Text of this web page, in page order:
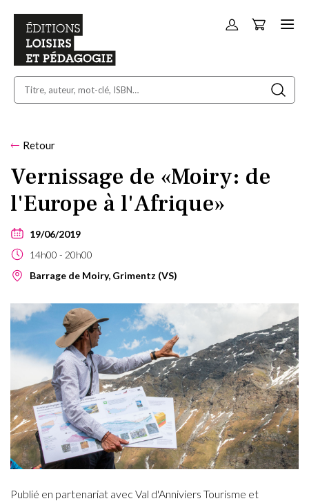
Allez
Panier
Retour
Vernissage de «Moiry: de
l'Europe à l'Afrique»
19/06/2019
14h00
20h00
Barrage de Moiry, Grimentz (VS)
Publié en partenariat avec Val d'Anniviers Tourisme et